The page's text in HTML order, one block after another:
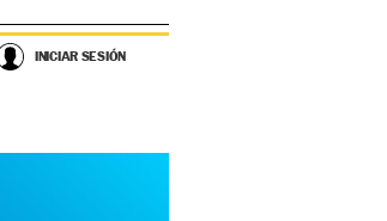
INICIAR SESIÓN